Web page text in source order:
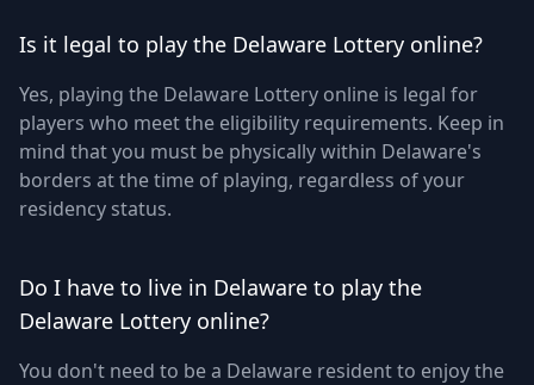
Is it legal to play the Delaware Lottery online?
Yes, playing the Delaware Lottery online is legal for
players who meet the eligibility requirements. Keep in
mind that you must be physically within Delaware's
borders at the time of playing, regardless of your
residency status.
Do I have to live in Delaware to play the
Delaware Lottery online?
You don't need to be a Delaware resident to enjoy the